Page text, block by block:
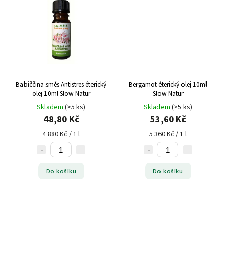
Babiččina směs Antistres éterický
olej 10ml Slow Natur
Skladem (>5 ks)
48,80 Kč
4 880 Kč / 1 l
Do košíku
Bergamot éterický olej 10ml
Slow Natur
Skladem (>5 ks)
53,60 Kč
5 360 Kč / 1 l
Do košíku